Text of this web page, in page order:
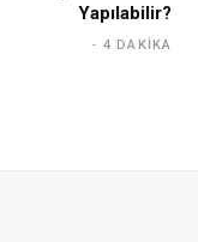
Yapılabilir?
4 DAKIKA